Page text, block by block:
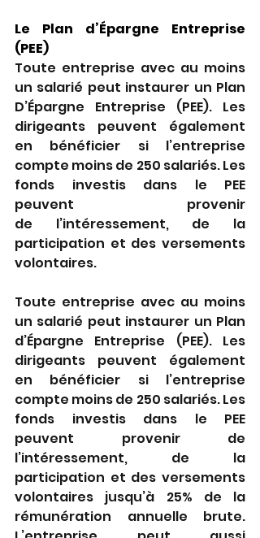
Le Plan d’Épargne Entreprise
(PEE)
Toute entreprise avec au moins
un salarié peut instaurer un Plan
D’Épargne Entreprise (PEE). Les
dirigeants peuvent également
en bénéficier si l’entreprise
compte moins de 250 salariés. Les
fonds investis dans le PEE
peuvent provenir
de l’intéressement, de la
participation et des versements
volontaires.
Toute entreprise avec au moins
un salarié peut instaurer un Plan
d’Épargne Entreprise (PEE). Les
dirigeants peuvent également
en bénéficier si l’entreprise
compte moins de 250 salariés. Les
fonds investis dans le PEE
peuvent provenir de
l’intéressement, de la
participation et des versements
volontaires jusqu’à 25% de la
rémunération annuelle brute.